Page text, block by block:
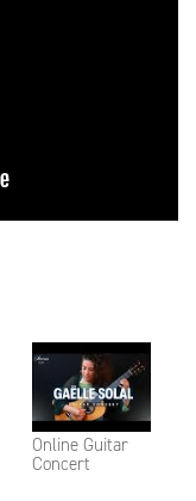
Online Guitar
Concert